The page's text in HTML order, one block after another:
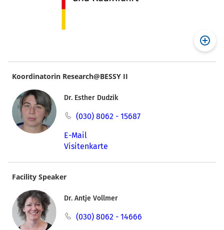
Koordinatorin Research@BESSY II
Dr. Esther Dudzik
(030) 8062 - 15687
E-Mail
Visitenkarte
Facility Speaker
Dr. Antje Vollmer
(030) 8062 - 14666